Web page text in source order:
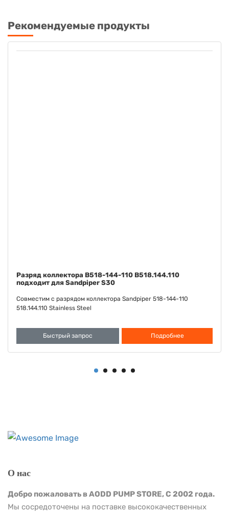
Рекомендуемые продукты
Диафрагма Сантопрен FDA B286-098-351 B286.098.351
подходит к Sandpiper S30
Совместимо с диафрагмой Sandpiper Santoprene FDA 286-098-
351 286.098.351
Быстрый запрос Подробнее
О нас
Добро пожаловать в AODD PUMP STORE, С 2002 года.
Мы сосредоточены на поставке высококачественных